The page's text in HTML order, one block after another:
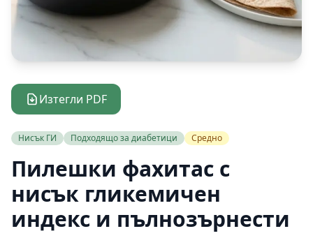
Изтегли PDF
Нисък ГИ Подходящо за диабетици Средно
Пилешки фахитас с
нисък гликемичен
индекс и пълнозърнести